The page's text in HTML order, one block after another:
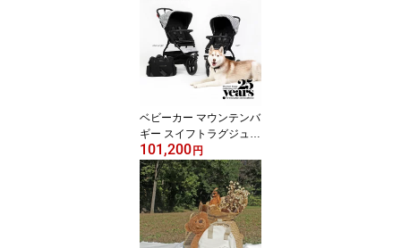
り】 phil&teds Dash V6
2019+
ベビーカー マウンテンバ
ギー スイフトラグジュア
リーモデルmountain bug
gy swift luxury 新生児か
ら5歳頃まで 3輪 三輪 エ
アロテックタイヤ ハンド
ル角度調整可能 10イン
チ パンク心配なし 千鳥
101,200 円